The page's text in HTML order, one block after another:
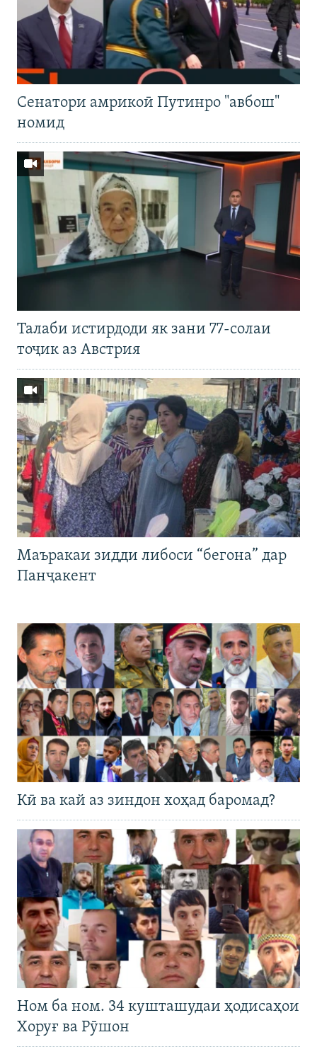
Cенатори амрикоӣ Путинро "авбош"
номид
Талаби истирдоди як зани 77-солаи
тоҷик аз Австрия
Маъракаи зидди либоси “бегона” дар
Панҷакент
Кӣ ва кай аз зиндон хоҳад баромад?
Ном ба ном. 34 кушташудаи ҳодисаҳои
Хоруғ ва Рӯшон